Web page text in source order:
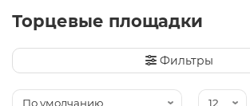
Торцевые площадки
Фильтры